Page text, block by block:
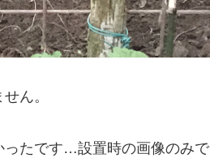
ん。
ったです…設置時の画像のみで